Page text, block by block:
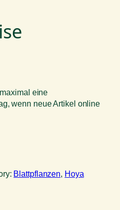
eine
wenn neue Artikel online
Blattpflanzen, Hoya